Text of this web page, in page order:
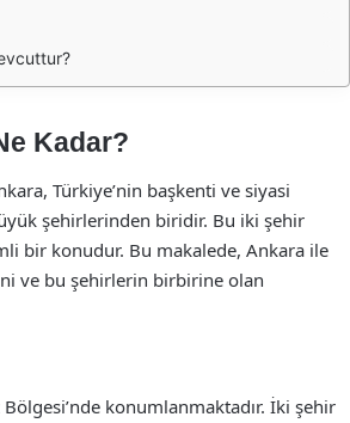
Kadar?
Türkiye’nin başkenti ve siyasi
şehirlerinden biridir. Bu iki şehir
bir konudur. Bu makalede, Ankara ile
ve bu şehirlerin birbirine olan
konumlanmaktadır. İki şehir